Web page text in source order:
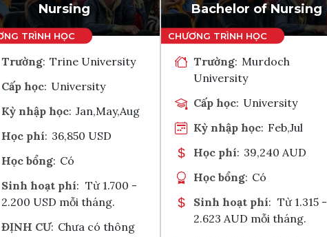
Nursing
Trường: Trine University
Cấp học: University
Kỳ nhập học: Jan,May,Aug
Học phí: 36,850 USD
Học bổng: Có
Sinh hoạt phí: Từ 1.700 -
2.200 USD mỗi tháng.
ĐỊNH CƯ: Chưa có thông
Bachelor of Nursing
Trường: Murdoch
University
Cấp học: University
Kỳ nhập học: Feb,Jul
Học phí: 39,240 AUD
Học bổng: Có
Sinh hoạt phí: Từ 1.315 -
2.623 AUD mỗi tháng.